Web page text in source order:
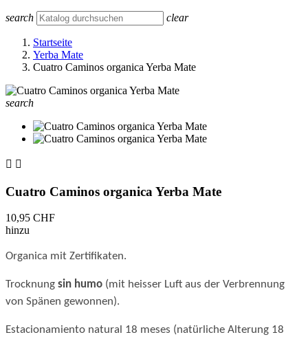
search clear
Startseite
Yerba Mate
Cuatro Caminos organica Yerba Mate
search
 
Cuatro Caminos organica Yerba Mate
10,95 CHF
hinzu
Organica mit Zertifikaten.
Trocknung sin humo (mit heisser Luft aus der Verbrennung
von Spänen gewonnen).
Estacionamiento natural 18 meses (natürliche Alterung 18